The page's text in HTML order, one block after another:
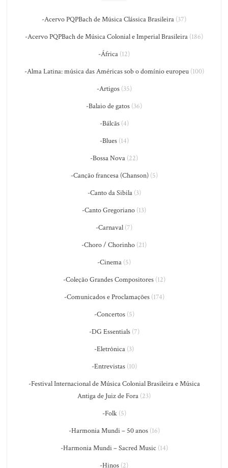
-Acervo PQPBach de Música Clássica Brasileira (37)
-Acervo PQPBach de Música Colonial e Imperial Brasileira (186)
-África (12)
-Alma Latina: música das Américas sob o domínio europeu(100)
-Artigos(35)
-Balaio de gatos (36)
-Bálcãs(4)
-Blues(14)
-Bossa Nova (22)
-Canção francesa (Chanson)(5)
-Canto da Sibila(3)
-Canto Gregoriano (13)
-Carnaval (7)
-Choro / Chorinho (21)
-Cinema (5)
-Coleção Grandes Compositores(12)
-Comunicados e Proclamações(174)
-Concertos(5)
-DG Essentials(7)
-Eletrônica (3)
-Entrevistas(10)
-Festival Internacional de Música Colonial Brasileira e Música
Antiga de Juiz de Fora (23)
-Folk(5)
-Harmonia Mundi – 50 anos(16)
-Harmonia Mundi – Sacred Music (14)
-Hinos (2)